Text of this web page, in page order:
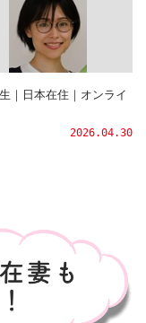
｜日本在住｜オンライ
2026.04.30